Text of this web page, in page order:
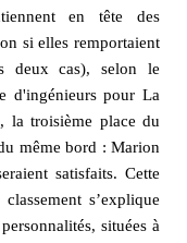
en tête des
si elles remportaient
deux cas), selon le
d'ingénieurs pour La
la troisième place du
même bord : Marion
satisfaits. Cette
s’explique
situées à